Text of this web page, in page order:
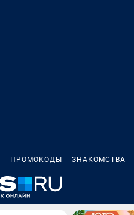
ПРОМОКОДЫ ЗНАКОМСТВА